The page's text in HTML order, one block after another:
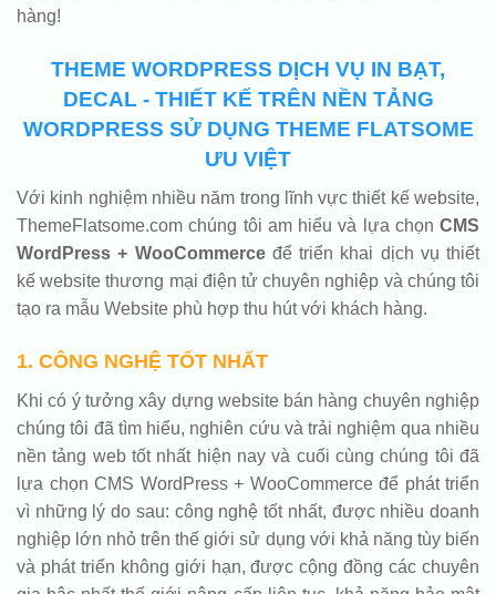
hàng!
THEME WORDPRESS DỊCH VỤ IN BẠT,
DECAL - THIẾT KẾ TRÊN NỀN TẢNG
WORDPRESS SỬ DỤNG THEME FLATSOME
ƯU VIỆT
Với kinh nghiệm nhiều năm trong lĩnh vực thiết kế website,
ThemeFlatsome.com chúng tôi am hiểu và lựa chọn CMS
WordPress + WooCommerceđể triển khai dịch vụ thiết
kế website thương mại điện tử chuyên nghiệp và chúng tôi
tạo ra mẫu Website phù hợp thu hút với khách hàng.
1. CÔNG NGHỆ TỐT NHẤT
Khi có ý tưởng xây dựng website bán hàng chuyên nghiệp
chúng tôi đã tìm hiểu, nghiên cứu và trải nghiệm qua nhiều
nền tảng web tốt nhất hiện nay và cuối cùng chúng tôi đã
lựa chọn CMS WordPress + WooCommerce để phát triển
vì những lý do sau: công nghệ tốt nhất, được nhiều doanh
nghiệp lớn nhỏ trên thế giới sử dụng với khả năng tùy biến
và phát triển không giới hạn, được cộng đồng các chuyên